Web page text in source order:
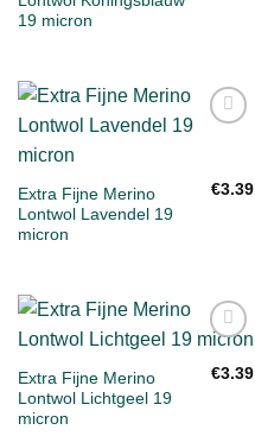
19 micron
Extra Fijne Merino
Lontwol Lavendel 19
micron
€3.39
aan
Extra Fijne Merino
Lontwol Lichtgeel 19
micron
€3.39